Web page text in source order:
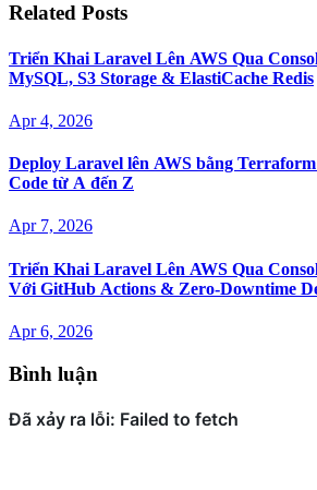
Related Posts
Triển Khai Laravel Lên AWS Qua
MySQL, S3 Storage & ElastiCache Redis
Apr 4, 2026
Deploy Laravel lên AWS bằng
Code từ A đến Z
Apr 7, 2026
Triển Khai Laravel Lên AWS Qua
Với GitHub Actions & Zero-Downtime
Apr 6, 2026
Bình luận